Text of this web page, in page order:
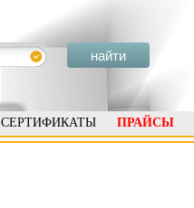
СЕРТИФИКАТЫ ПРАЙСЫ